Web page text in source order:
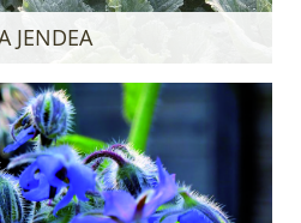
JENDEA